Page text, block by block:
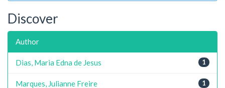
Discover
Author
1
Dias, Maria Edna de Jesus
1
Marques, Julianne Freire